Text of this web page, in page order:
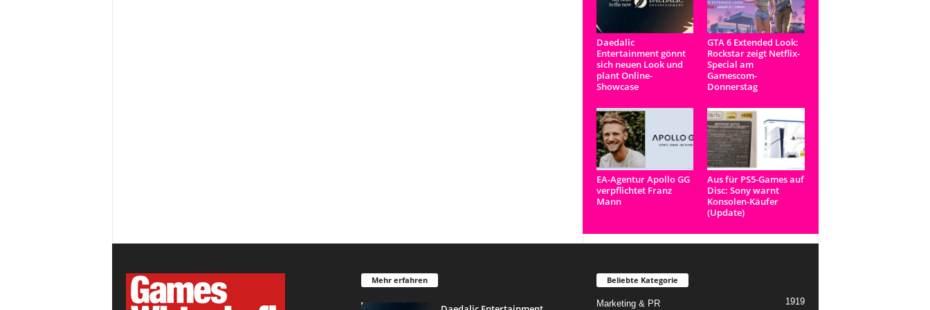
Daedalic
Entertainment gönnt
sich neuen Look und
plant Online-
Showcase
GTA 6 Extended Look:
Rockstar zeigt Netflix-
Special am
Gamescom-
Donnerstag
EA-Agentur Apollo GG
verpflichtet Franz
Mann
Aus für PS5-Games auf
Disc: Sony warnt
Konsolen-Käufer
(Update)
Mehr erfahren Beliebte Kategorie
Marketing & PR 1919